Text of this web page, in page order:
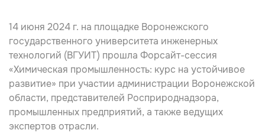
14 июня 2024 г. на площадке Воронежского
государственного университета инженерных
технологий (ВГУИТ) прошла Форсайт-сессия
«Химическая промышленность: курс на устойчивое
развитие» при участии администрации Воронежской
области, представителей Росприроднадзора,
промышленных предприятий, а также ведущих
экспертов отрасли.